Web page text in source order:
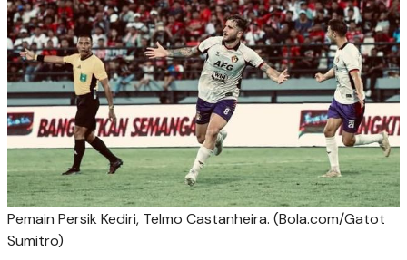
Pemain Persik Kediri, Telmo Castanheira. (Bola.com/Gatot
Sumitro)